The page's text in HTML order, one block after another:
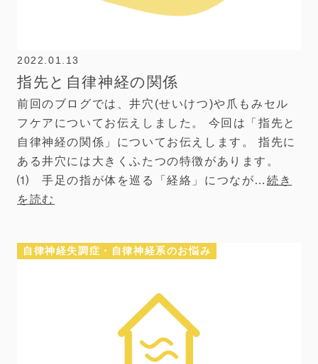
2022.01.13
指先と自律神経の関係
前回のブログでは、井穴(せいけつ)や爪もみセル
フケアについてお伝えしました。 今回は「指先と
自律神経の関係」についてお伝えします。 指先に
ある井穴には大きくふたつの特徴があります。
⑴ 手足の指が体を巡る「経絡」につなが…続き
を読む
自律神経失調症・自律神経系のお悩み